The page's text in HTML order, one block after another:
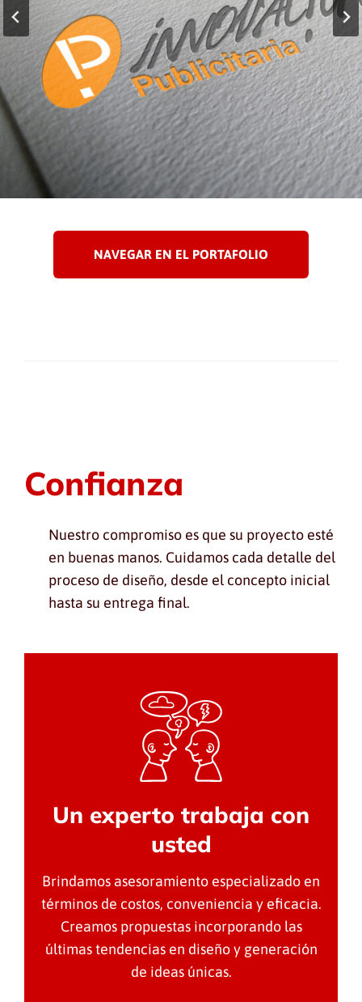
NAVEGAR EN EL PORTAFOLIO
Confianza
Nuestro compromiso es que su proyecto esté
en buenas manos. Cuidamos cada detalle del
proceso de diseño, desde el concepto inicial
hasta su entrega final.
Un experto trabaja con
usted
Brindamos asesoramiento especializado en
términos de costos, conveniencia y eficacia.
Creamos propuestas incorporando las
últimas tendencias en diseño y generación
de ideas únicas.